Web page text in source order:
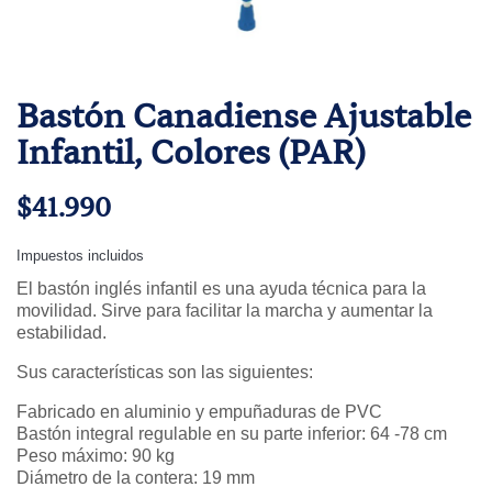
Bastón Canadiense Ajustable
Infantil, Colores (PAR)
$41.990
Impuestos incluidos
El bastón inglés infantil es una ayuda técnica para la
movilidad. Sirve para facilitar la marcha y aumentar la
estabilidad.
Sus características son las siguientes:
Fabricado en aluminio y empuñaduras de PVC
Bastón integral regulable en su parte inferior: 64 -78 cm
Peso máximo: 90 kg
Diámetro de la contera: 19 mm